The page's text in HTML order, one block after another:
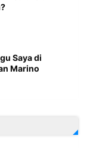
Saya di
Marino